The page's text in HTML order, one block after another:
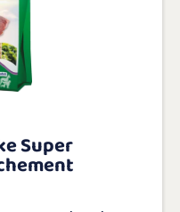
Super